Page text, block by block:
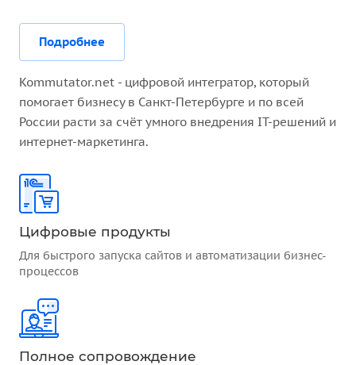
Подробнее
Kommutator.net - цифровой интегратор, который
помогает бизнесу в Санкт-Петербурге и по всей
России расти за счёт умного внедрения IT-решений и
интернет-маркетинга.
Цифровые продукты
Для быстрого запуска сайтов и автоматизации бизнес-
процессов
Полное сопровождение